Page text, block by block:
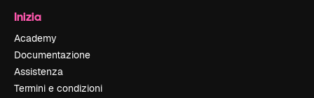
Inizia
Academy
Documentazione
Assistenza
Termini e condizioni